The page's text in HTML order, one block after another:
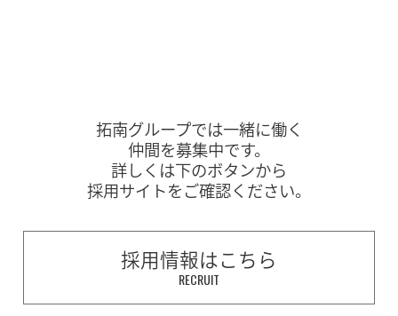
拓南グループでは一緒に働く
仲間を募集中です。
詳しくは下のボタンから
採用サイトをご確認ください。
採用情報はこちら
RECRUIT